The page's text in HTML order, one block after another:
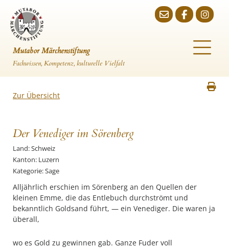
Mutabor Märchenstiftung
Fachwissen, Kompetenz, kulturelle Vielfalt
Zur Übersicht
Der Venediger im Sörenberg
Land: Schweiz
Kanton: Luzern
Kategorie: Sage
Alljährlich erschien im Sörenberg an den Quellen der
kleinen Emme, die das Entlebuch durchströmt und
bekanntlich Goldsand führt, — ein Venediger. Die waren ja
überall,
wo es Gold zu gewinnen gab. Ganze Fuder voll